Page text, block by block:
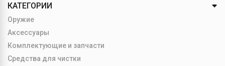
КАТЕГОРИИ
Оружие
Аксессуары
Комплектующие и запчасти
Средства для чистки